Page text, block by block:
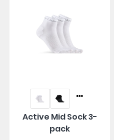
Active Mid Sock 3-
pack